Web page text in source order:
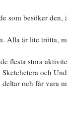
som besöker
Alla är lite trötta,
flesta stora
och
och får vara